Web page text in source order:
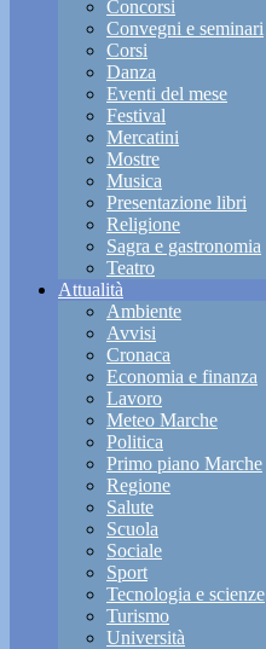
Concorsi
Convegni e seminari
Corsi
Danza
Eventi del mese
Festival
Mercatini
Mostre
Musica
Presentazione libri
Religione
Sagra e gastronomia
Teatro
Attualità
Ambiente
Avvisi
Cronaca
Economia e finanza
Lavoro
Meteo Marche
Politica
Primo piano Marche
Regione
Salute
Scuola
Sociale
Sport
Tecnologia e scienze
Turismo
Università